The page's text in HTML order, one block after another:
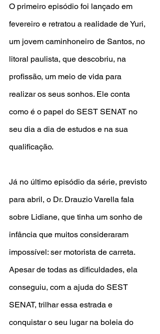
O primeiro episódio foi lançado em
fevereiro e retratou a realidade de Yuri,
um jovem caminhoneiro de Santos, no
litoral paulista, que descobriu, na
profissão, um meio de vida para
realizar os seus sonhos. Ele conta
como é o papel do SEST SENAT no
seu dia a dia de estudos e na sua
qualificação.
Já no último episódio da série, previsto
para abril, o Dr. Drauzio Varella fala
sobre Lidiane, que tinha um sonho de
infância que muitos consideraram
impossível: ser motorista de carreta.
Apesar de todas as dificuldades, ela
conseguiu, com a ajuda do SEST
SENAT, trilhar essa estrada e
conquistar o seu lugar na boleia do